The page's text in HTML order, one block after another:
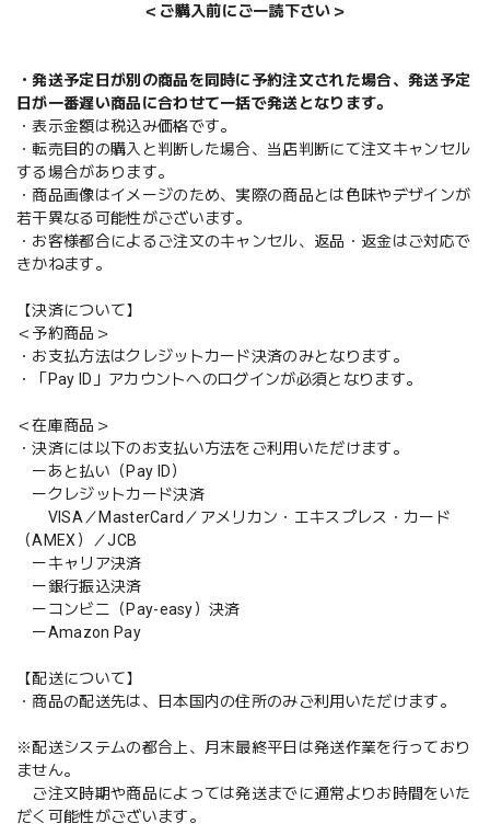
＜ご購入前にご一読下さい＞
・発送予定日が別の商品を同時に予約注文された場合、発送予定
日が一番遅い商品に合わせて一括で発送となります。
・表示金額は税込み価格です。
・転売目的の購入と判断した場合、当店判断にて注文キャンセル
する場合があります。
・商品画像はイメージのため、実際の商品とは色味やデザインが
若干異なる可能性がございます。
・お客様都合によるご注文のキャンセル、返品・返金はご対応で
きかねます。
【決済について】
＜予約商品＞
・お支払方法はクレジットカード決済のみとなります。
・「Pay ID」アカウントへのログインが必須となります。
＜在庫商品＞
・決済には以下のお支払い方法をご利用いただけます。
ーあと払い（Pay ID）
ークレジットカード決済
VISA／MasterCard／アメリカン・エキスプレス・カード
（AMEX）／JCB
ーキャリア決済
ー銀行振込決済
ーコンビニ（Pay-easy）決済
ーAmazon Pay
【配送について】
・商品の配送先は、日本国内の住所のみご利用いただけます。
※配送システムの都合上、月末最終平日は発送作業を行っており
ません。
ご注文時期や商品によっては発送までに通常よりお時間をいた
だく可能性がございます。